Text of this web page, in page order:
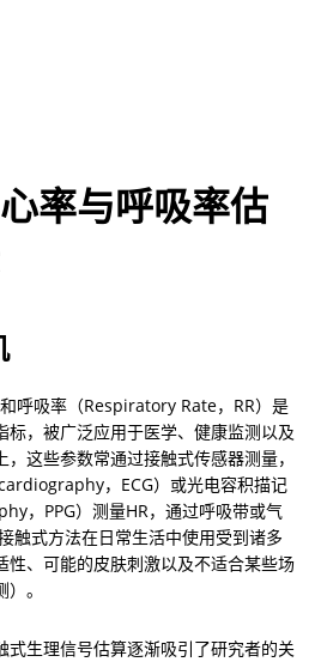
率与呼吸率估
呼吸率（Respiratory Rate，RR）是
标，被广泛应用于医学、健康监测以及
这些参数常通过接触式传感器测量，
，ECG）或光电容积描记
，PPG）测量HR，通过呼吸带或气
触式方法在日常生活中使用受到诸多
性、可能的皮肤刺激以及不适合某些场
。
式生理信号估算逐渐吸引了研究者的关